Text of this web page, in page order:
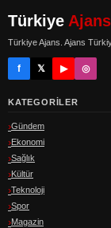
Türkiye Ajans
Türkiye Ajans. Ajans
f 𝕏 ▶ ◎
KATEGORILER
Gündem
Ekonomi
Sağlık
Kültür
Teknoloji
Spor
Magazin